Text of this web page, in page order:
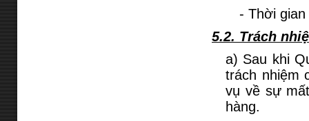
- Thời
5.2. Trách
a) Sau khi
trách nhiệm
vụ về sự
hàng.